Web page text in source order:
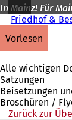
In Mainz! Für
Friedhof &
vorlesen
Alle wichtigen
Satzungen
Beisetzungen
Broschüren /
Zurück zur